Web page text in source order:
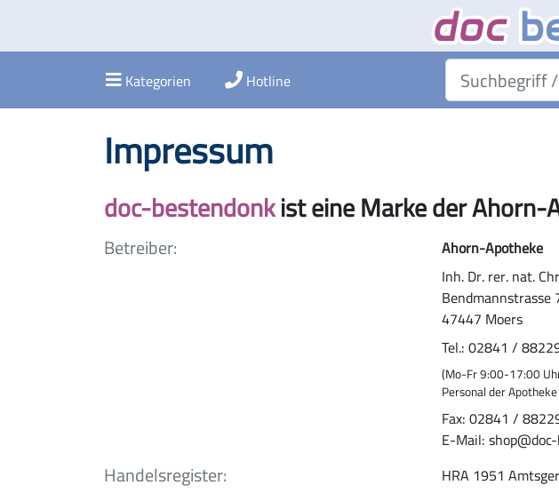
Kategorien Hotline
Impressum
doc-bestendonkist eine Marke der Ahorn-
Betreiber:
Ahorn-Apotheke
Inh. Dr. rer. nat.
Bendmannstrasse
47447 Moers
Tel.: 02841 /
(Mo-Fr 9:00-17:00
Personal der
Fax: 02841 /
E-Mail:
Handelsregister: HRA 1951